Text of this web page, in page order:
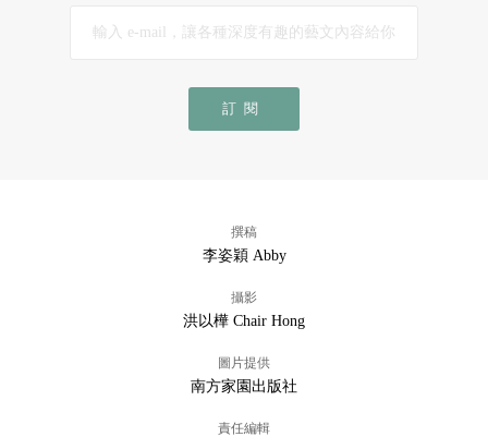
訂閱
撰稿
李姿穎 Abby
攝影
洪以樺 Chair Hong
圖片提供
南方家園出版社
責任編輯